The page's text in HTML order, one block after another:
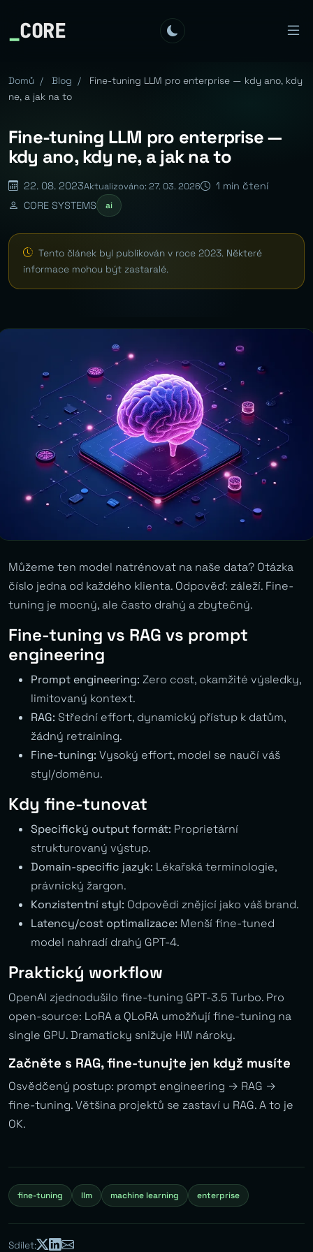
_CORE
Domů / Blog /
Fine-tuning LLM pro enterprise — kdy ano, kdy
ne, a jak na to
Fine-tuning LLM pro enterprise —
kdy ano, kdy ne, a jak na to
22. 08. 2023Aktualizováno: 27. 03. 2026
1 min čtení
CORE SYSTEMS
ai
Tento článek byl publikován v roce 2023. Některé
informace mohou být zastaralé.
Můžeme ten model natrénovat na naše data? Otázka
číslo jedna od každého klienta. Odpověď: záleží. Fine-
tuning je mocný, ale často drahý a zbytečný.
Fine-tuning vs RAG vs prompt
engineering
Prompt engineering: Zero cost, okamžité výsledky,
limitovaný kontext.
RAG: Střední effort, dynamický přístup k datům,
žádný retraining.
Fine-tuning: Vysoký effort, model se naučí váš
styl/doménu.
Kdy fine-tunovat
Specifický output formát: Proprietární
strukturovaný výstup.
Domain-specific jazyk: Lékařská terminologie,
právnický žargon.
Konzistentní styl: Odpovědi znějící jako váš brand.
Latency/cost optimalizace: Menší fine-tuned
model nahradí drahý GPT-4.
Praktický workflow
OpenAI zjednodušilo fine-tuning GPT-3.5 Turbo. Pro
open-source: LoRA a QLoRA umožňují fine-tuning na
single GPU. Dramaticky snižuje HW nároky.
Začněte s RAG, fine-tunujte jen když musíte
Osvědčený postup: prompt engineering → RAG →
fine-tuning. Většina projektů se zastaví u RAG. A to je
OK.
fine-tuning llm machine learning enterprise
Sdílet: